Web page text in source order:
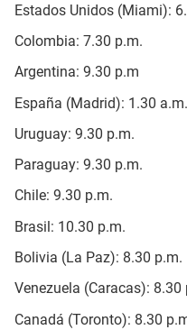
Estados Unidos (Miami):
Colombia: 7.30 p.m.
Argentina: 9.30 p.m
España (Madrid): 1.30
Uruguay: 9.30 p.m.
Paraguay: 9.30 p.m.
Chile: 9.30 p.m.
Brasil: 10.30 p.m.
Bolivia (La Paz): 8.30 p.m.
Venezuela (Caracas): 8.30
Canadá (Toronto): 8.30